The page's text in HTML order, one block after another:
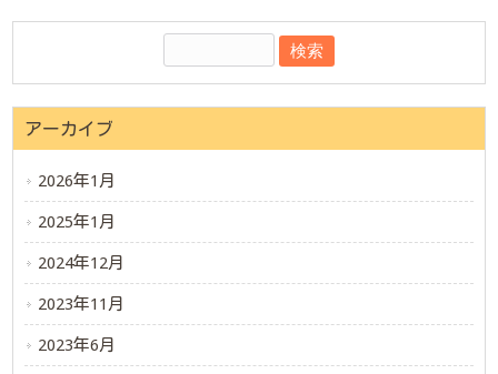
アーカイブ
2026年1月
2025年1月
2024年12月
2023年11月
2023年6月